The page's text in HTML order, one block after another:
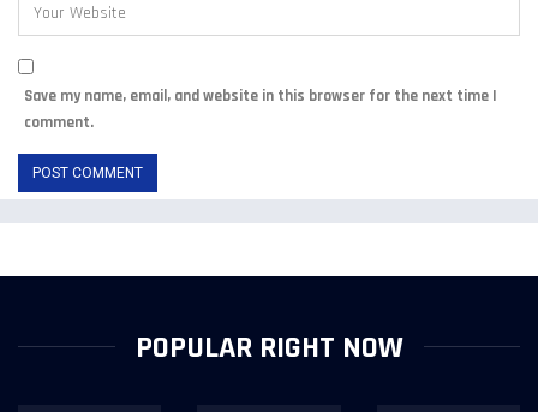
Save my name, email, and website in this browser for the next time I
comment.
POPULAR RIGHT NOW